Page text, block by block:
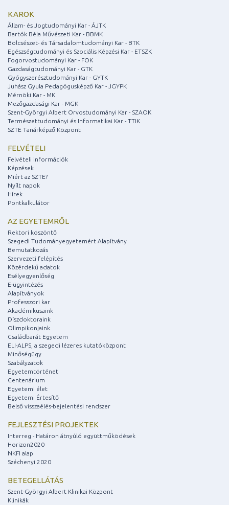
KAROK
Állam- és Jogtudományi Kar - ÁJTK
Bartók Béla Művészeti Kar - BBMK
Bölcsészet- és Társadalomtudományi Kar - BTK
Egészségtudományi és Szociális Képzési Kar - ETSZK
Fogorvostudományi Kar - FOK
Gazdaságtudományi Kar - GTK
Gyógyszerésztudományi Kar - GYTK
Juhász Gyula Pedagógusképző Kar - JGYPK
Mérnöki Kar - MK
Mezőgazdasági Kar - MGK
Szent-Györgyi Albert Orvostudományi Kar - SZAOK
Természettudományi és Informatikai Kar - TTIK
SZTE Tanárképző Központ
FELVÉTELI
Felvételi információk
Képzések
Miért az SZTE?
Nyílt napok
Hírek
Pontkalkulátor
AZ EGYETEMRŐL
Rektori köszöntő
Szegedi Tudományegyetemért Alapítvány
Bemutatkozás
Szervezeti felépítés
Közérdekű adatok
Esélyegyenlőség
E-ügyintézés
Alapítványok
Professzori kar
Akadémikusaink
Díszdoktoraink
Olimpikonjaink
Családbarát Egyetem
ELI-ALPS, a szegedi lézeres kutatóközpont
Minőségügy
Szabályzatok
Egyetemtörténet
Centenárium
Egyetemi élet
Egyetemi Értesítő
Belső visszaélés-bejelentési rendszer
FEJLESZTÉSI PROJEKTEK
Interreg - Határon átnyúló együttműködések
Horizon2020
NKFI alap
Széchenyi 2020
BETEGELLÁTÁS
Szent-Györgyi Albert Klinikai Központ
Klinikák